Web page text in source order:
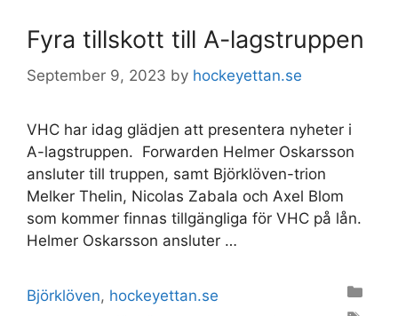
Fyra tillskott till A-lagstruppen
September 9, 2023 by hockeyettan.se
VHC har idag glädjen att presentera nyheter i
A-lagstruppen. Forwarden Helmer Oskarsson
ansluter till truppen, samt Björklöven-trion
Melker Thelin, Nicolas Zabala och Axel Blom
som kommer finnas tillgängliga för VHC på lån.
Helmer Oskarsson ansluter …
Categories
Björklöven, hockeyettan.se